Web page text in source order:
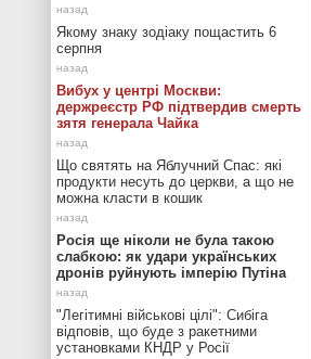
Якому знаку зодіаку пощастить 6
серпня
Вибух у центрі Москви:
держреєстр РФ підтвердив смерть
зятя генерала Чайка
Що святять на Яблучний Спас: які
продукти несуть до церкви, а що не
можна класти в кошик
Росія ще ніколи не була такою
слабкою: як удари українських
дронів руйнують імперію Путіна
"Легітимні військові цілі": Сибіга
відповів, що буде з ракетними
установками КНДР у Росії